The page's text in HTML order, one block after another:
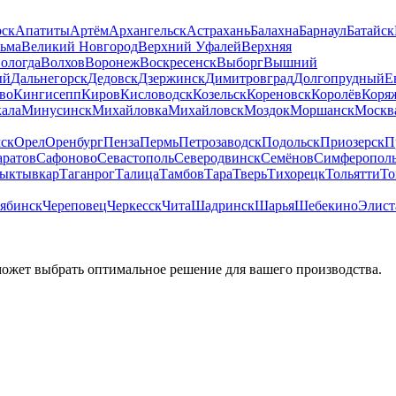
АпатитыАртёмАрхангельскАстраханьБалахнаБарнаулБатайск
Великий НовгородВерхний УфалейВерхняя
ВолховВоронежВоскресенскВыборгВышний
ДальнегорскДедовскДзержинскДимитровградДолгопрудный
КингисеппКировКисловодскКозельскКореновскКоролёв
МинусинскМихайловкаМихайловскМоздокМоршанск
ОрелОренбургПензаПермьПетрозаводскПодольскПриозерск
СафоновоСевастопольСеверодвинскСемёнов
ТаганрогТалицаТамбовТараТверьТихорецкТольятти
ЧереповецЧеркесскЧитаШадринскШарьяШебекино
выбрать оптимальное решение для вашего производства.